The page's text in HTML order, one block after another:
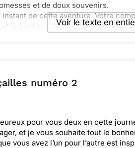
et de doux souvenirs.
de cette aventure. Votre
le bonheur du monde et une vie
Voir le texte en
ou : Copier
numéro 2
pour vous deux en cette
et je vous souhaite tout le
vous avez l’un pour l’autre est